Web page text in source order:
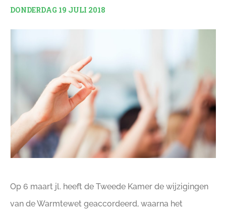
DONDERDAG 19 JULI 2018
Op 6 maart jl. heeft de Tweede Kamer de wijzigingen
van de Warmtewet geaccordeerd, waarna het